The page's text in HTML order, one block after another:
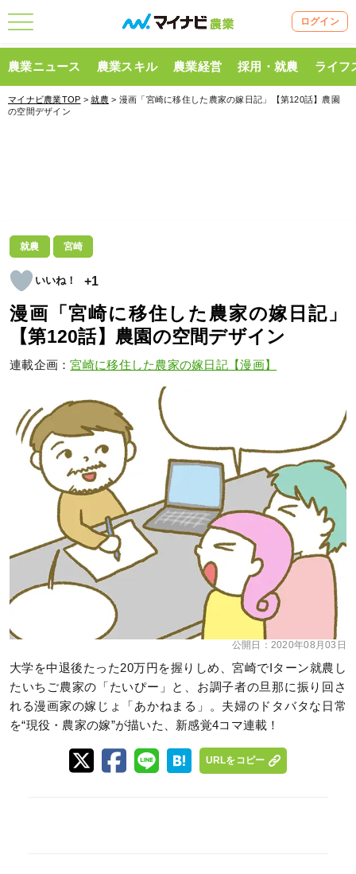
ログイン
農業ニュース 農業スキル 農業経営 採用・就農 ライフ
マイナビ農業TOP >就農 > 漫画「宮崎に移住した農家の嫁日記」【第120話】農園
の空間デザイン
就農 宮崎
+1
漫画「宮崎に移住した農家の嫁日記」
【第120話】農園の空間デザイン
連載企画：宮崎に移住した農家の嫁日記【漫画】
公開日： 2020年08月03日
大学を中退後たった20万円を握りしめ、宮崎でIターン就農し
たいちご農家の「たいぴー」と、お調子者の旦那に振り回さ
れる漫画家の嫁じょ「あかねまる」。夫婦のドタバタな日常
を“現役・農家の嫁”が描いた、新感覚4コマ連載！
URLをコピー